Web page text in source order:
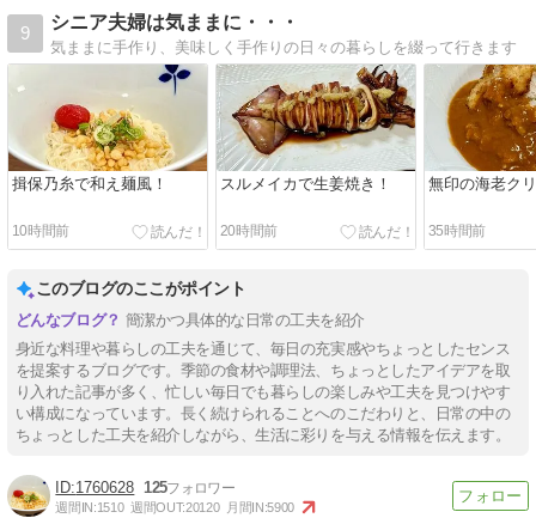
9
シニア夫婦は気ままに・・・
気ままに手作り、美味しく手作りの日々の暮らしを綴って行きます
揖保乃糸で和え麺風！
10時間前
スルメイカで生姜焼き！
20時間前
無印の海老ク
35時間前
このブログのここがポイント
簡潔かつ具体的な日常の工夫を紹介
身近な料理や暮らしの工夫を通じて、毎日の充実感やちょっとしたセンス
を提案するブログです。季節の食材や調理法、ちょっとしたアイデアを取
り入れた記事が多く、忙しい毎日でも暮らしの楽しみや工夫を見つけやす
い構成になっています。長く続けられることへのこだわりと、日常の中の
ちょっとした工夫を紹介しながら、生活に彩りを与える情報を伝えます。
1760628 125
週間IN:1510 週間OUT:20120 月間IN:5900